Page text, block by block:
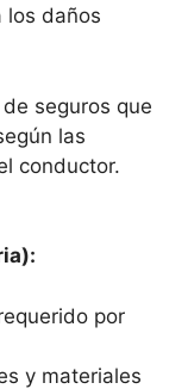
los daños
seguros que
las
conductor.
por
y materiales